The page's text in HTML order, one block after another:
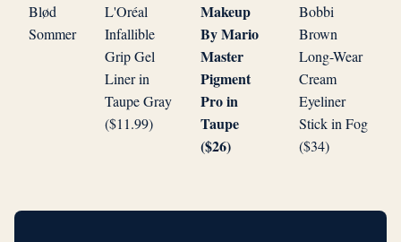
Blød
Sommer
L'Oréal
Infallible
Grip Gel
Liner in
Taupe Gray
($11.99)
Makeup
By Mario
Master
Pigment
Pro in
Taupe
($26)
Bobbi
Brown
Long-Wear
Cream
Eyeliner
Stick in Fog
($34)